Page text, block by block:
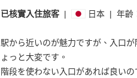
已核實入住旅客 | 日本 | 年齡
駅から近いのが魅力ですが、入口
ょっと大変です。
階段を使わない入口があれば良いの